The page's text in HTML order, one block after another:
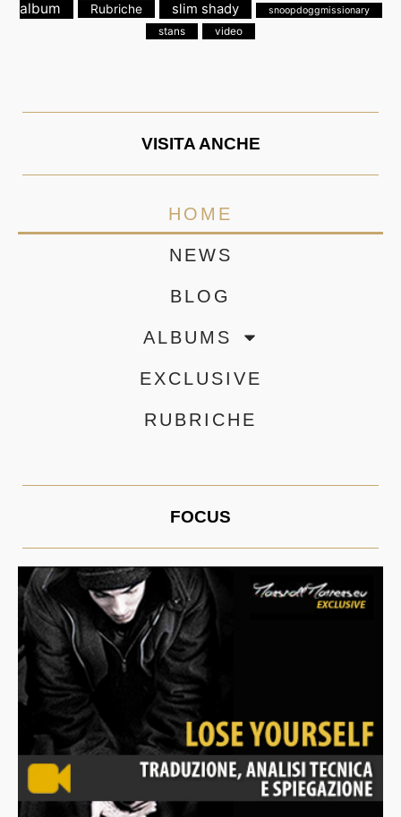
album
Rubriche slim shady snoopdoggmissionary
stans video
VISITA ANCHE
HOME
NEWS
BLOG
ALBUMS
EXCLUSIVE
RUBRICHE
FOCUS